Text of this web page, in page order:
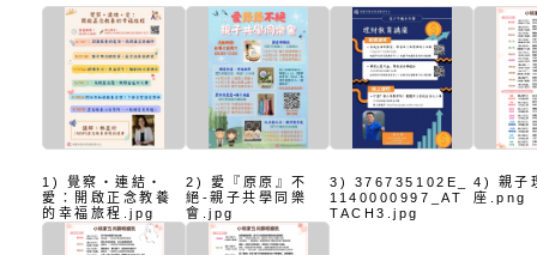
林區士商路189號）
理「115年度515國
導及系列座談活動」
章
安全宣導
檢送本府新聞處115
安全宣導
有關衛生福利部辦理
逆境少年家庭支持服
員專業輔導及效能精
轉知社團法人中華民
礙聯盟辦理「2026
台灣遊戲治療學會將
1) 覺察・連結・
愛：開啟正念教養
的幸福旅程.jpg
2) 愛『原原』不
絕-親子共學同樂
會.jpg
3) 376735102E_
1140000997_AT
TACH3.jpg
4) 親子
座.png